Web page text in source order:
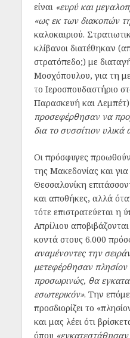
είναι «ευρύ και
«ως εκ των διακοπών
καλοκαιριού.
κλίβανοι διατέθηκαν
στρατόπεδο;) με
Μοσχόπουλου, για τη
το Ιεροσπουδαστήριο
Παρασκευή και Λεμπέτ)
προσεφέρθησαν να
δια το συσσίτιον υλικά
Οι πρόσφυγες
της Μακεδονίας και
Θεσσαλονίκη
και αποθήκες, αλλά
τότε επιστρατεύεται η
Απρίλιου
κοντά στους 6.000
αναμένοντες την
μετεφέρθησαν
προσωρινώς, θα
εσωτερικόν». Την
προσδιορίζει το
και μας λέει ότι
όπου